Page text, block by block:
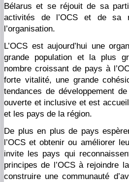
Bélarus et se réjouit de sa
activités de l’OCS et de sa
l’organisation.
L’OCS est aujourd’hui une
grande population et la plus
nombre croissant de pays à
forte vitalité, une grande
tendances de développement
ouverte et inclusive et est
et les pays de la région.
De plus en plus de pays
l’OCS et obtenir ou améliorer
invite les pays qui
principes de l’OCS à rejoindre
construire une communauté